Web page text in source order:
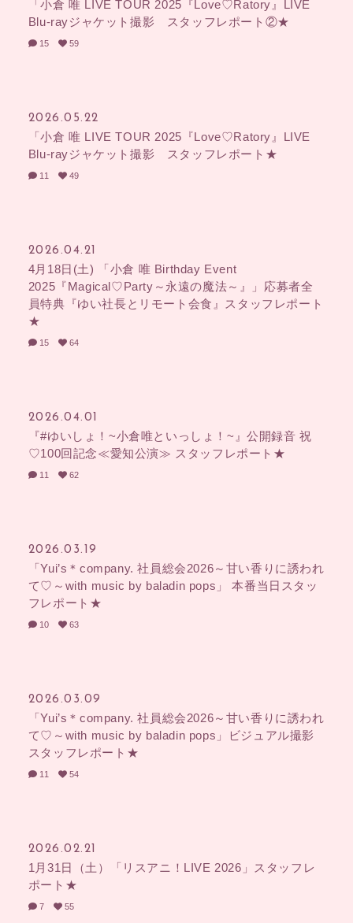
「小倉 唯 LIVE TOUR 2025『Love♡Ratory』LIVE
Blu-rayジャケット撮影 スタッフレポート②★
15 59
2026.05.22
「小倉 唯 LIVE TOUR 2025『Love♡Ratory』LIVE
Blu-rayジャケット撮影 スタッフレポート★
11 49
2026.04.21
4月18日(土) 「小倉 唯 Birthday Event
2025『Magical♡Party～永遠の魔法～』」応募者全
員特典『ゆい社長とリモート会食』スタッフレポート
★
15 64
2026.04.01
『#ゆいしょ！~小倉唯といっしょ！~』公開録音 祝
♡100回記念≪愛知公演≫ スタッフレポート★
11 62
2026.03.19
「Yui’s＊company. 社員総会2026～甘い香りに誘われ
て♡～with music by baladin pops」 本番当日スタッ
フレポート★
10 63
2026.03.09
「Yui’s＊company. 社員総会2026～甘い香りに誘われ
て♡～with music by baladin pops」ビジュアル撮影
スタッフレポート★
11 54
2026.02.21
1月31日（土）「リスアニ！LIVE 2026」スタッフレ
ポート★
7 55